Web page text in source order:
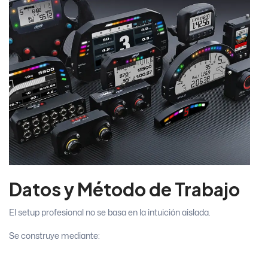
Datos y Método de Trabajo
El setup profesional no se basa en la intuición aislada.
Se construye mediante: